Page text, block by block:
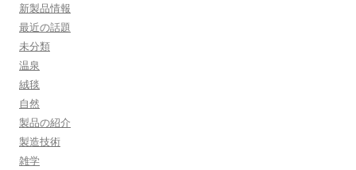
新製品情報
最近の話題
未分類
温泉
絨毯
自然
製品の紹介
製造技術
雑学